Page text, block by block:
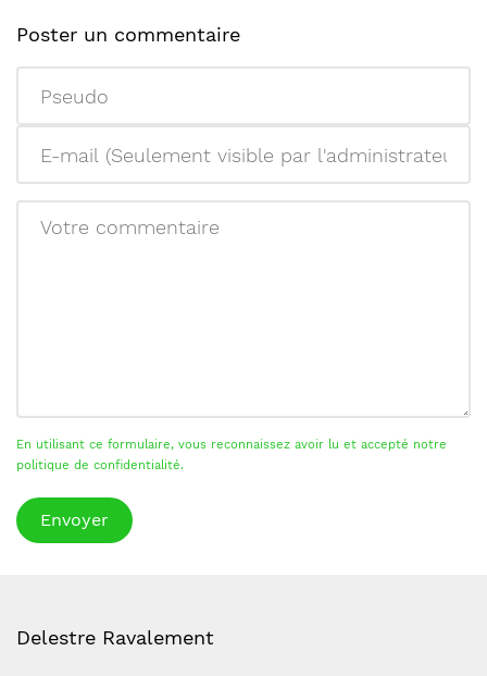
Poster un commentaire
En utilisant ce formulaire, vous reconnaissez avoir lu et accepté notre
politique de confidentialité.
Delestre Ravalement